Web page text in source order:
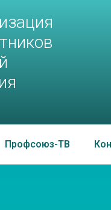
РФ
Профсоюз-ТВ